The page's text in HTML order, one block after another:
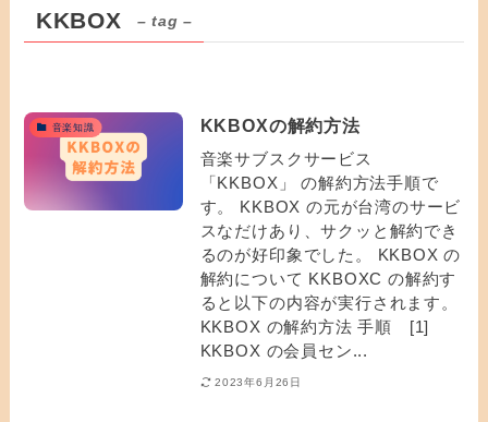
KKBOX – tag –
音楽知識 KKBOXの解約方法
音楽サブスクサービス
「KKBOX」 の解約方法手順で
す。 KKBOX の元が台湾のサービ
スなだけあり、サクッと解約でき
るのが好印象でした。 KKBOX の
解約について KKBOXC の解約す
ると以下の内容が実行されます。
KKBOX の解約方法 手順 [1]
KKBOX の会員セン...
2023年6月26日